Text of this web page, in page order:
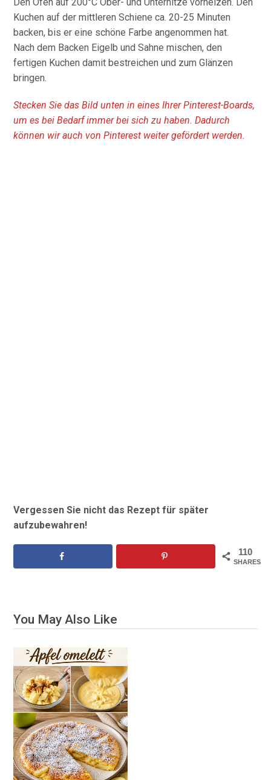
Kuchen auf der mittleren Schiene ca. 20-25 Minuten
backen, bis er eine schöne Farbe angenommen hat.
Nach dem Backen Eigelb und Sahne mischen, den
fertigen Kuchen damit bestreichen und zum Glänzen
bringen.
Stecken Sie das Bild unten in eines Ihrer Pinterest-Boards,
um es bei Bedarf immer bei sich zu haben. Dadurch
können wir auch von Pinterest weiter gefördert werden.
Vergessen Sie nicht das Rezept für später
aufzubewahren!
110
SHARES
You May Also Like